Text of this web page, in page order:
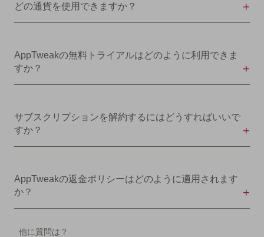
どの通貨を使用できますか？
AppTweakの無料トライアルはどのように利用できま
すか？
サブスクリプションを解約するにはどうすればいいで
すか？
AppTweakの返金ポリシーはどのように適用されます
か？
他に質問は？